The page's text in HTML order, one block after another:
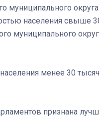
муниципального
населения свыше
муниципального
менее 30
признана